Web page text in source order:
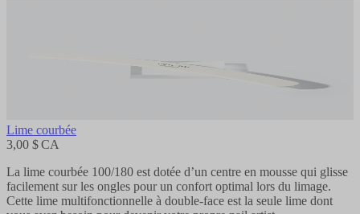
Lime courbée
3,00 $ CA
La lime courbée 100/180 est dotée d’un centre en mousse qui glisse
facilement sur les ongles pour un confort optimal lors du limage.
Cette lime multifonctionnelle à double-face est la seule lime dont